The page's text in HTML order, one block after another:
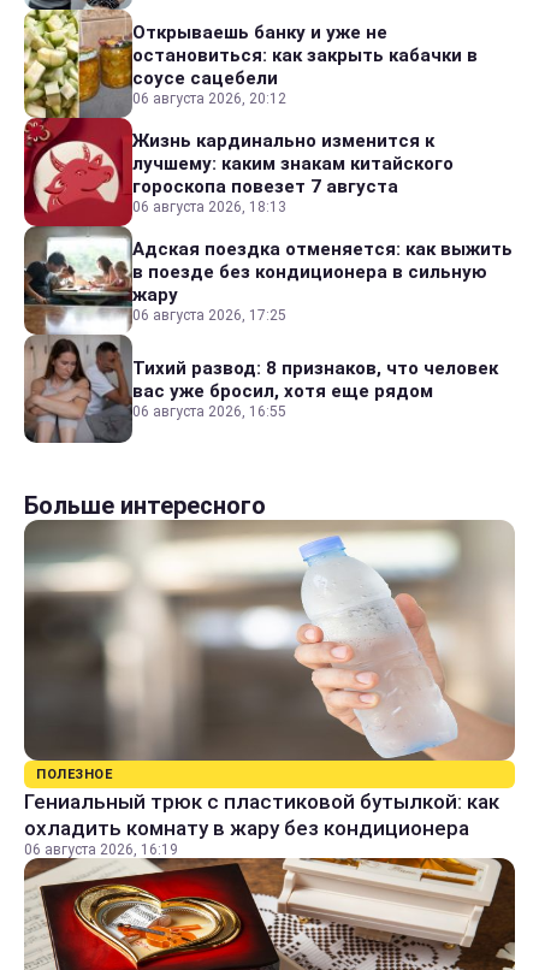
Открываешь банку и уже не
остановиться: как закрыть кабачки в
соусе сацебели
06 августа 2026, 20:12
Жизнь кардинально изменится к
лучшему: каким знакам китайского
гороскопа повезет 7 августа
06 августа 2026, 18:13
Адская поездка отменяется: как выжить
в поезде без кондиционера в сильную
жару
06 августа 2026, 17:25
Тихий развод: 8 признаков, что человек
вас уже бросил, хотя еще рядом
06 августа 2026, 16:55
Больше интересного
ПОЛЕЗНОЕ
Гениальный трюк с пластиковой бутылкой: как
охладить комнату в жару без кондиционера
06 августа 2026, 16:19